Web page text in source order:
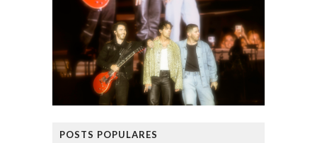
POSTS POPULARES